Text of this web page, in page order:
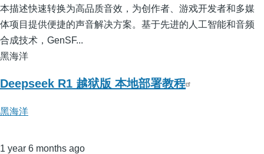
本描述快速转换为高品质音效，为创作者、游戏开发者和多媒
体项目提供便捷的声音解决方案。基于先进的人工智能和音频
合成技术，GenSF...
黑海洋
Deepseek R1 越狱版 本地部署教程
黑海洋
1 year 6 months ago